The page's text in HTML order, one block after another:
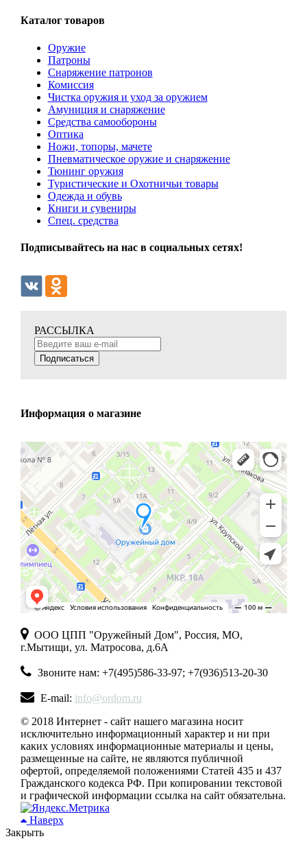
Каталог товаров
Оружие
Патроны
Снаряжение патронов
Комиссия
Чистка оружия и уход за оружием
Амуниция и снаряжение
Средства самообороны
Оптика
Ножи, топоры, мачете
Пневматическое оружие и снаряжение
Тюнинг оружия
Туристические и Охотничьи товары
Одежда и обувь
Книги и сувениры
Спец. средства
Подписывайтесь на нас в социальных сетях!
РАССЫЛКА
Подписаться
Информация о магазине
ООО ЦПП "Оружейный Дом", Россия, МО,
г.Мытищи, ул. Матросова, д.6А
Звоните нам: +7(495)586-33-97; +7(936)513-20-30
E-mail: info@ordom.ru
© 2018 Интернет - сайт нашего магазина носит
исключительно информационный характер и ни при
каких условиях информационные материалы и цены,
размещенные на сайте, не являются публичной
офертой, определяемой положениями Статей 435 и 437
Гражданского кодекса РФ. При копировании текстовой
и графической информации ссылка на сайт обязательна.
Наверх
Закрыть